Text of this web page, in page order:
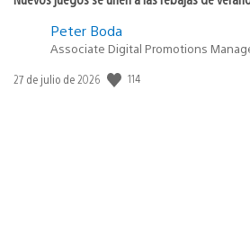
Peter Boda
Associate Digital Promotions
Fecha
27 de julio de 2026 114